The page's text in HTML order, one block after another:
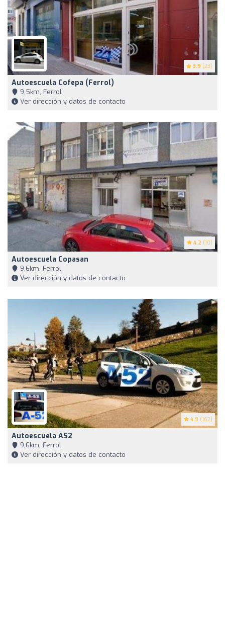
3.9 (23)
Autoescuela Cofepa (Ferrol)
9,5km, Ferrol
Ver dirección y datos de contacto
4.2 (10)
Autoescuela Copasan
9,6km, Ferrol
Ver dirección y datos de contacto
4.9 (162)
Autoescuela A52
9,6km, Ferrol
Ver dirección y datos de contacto